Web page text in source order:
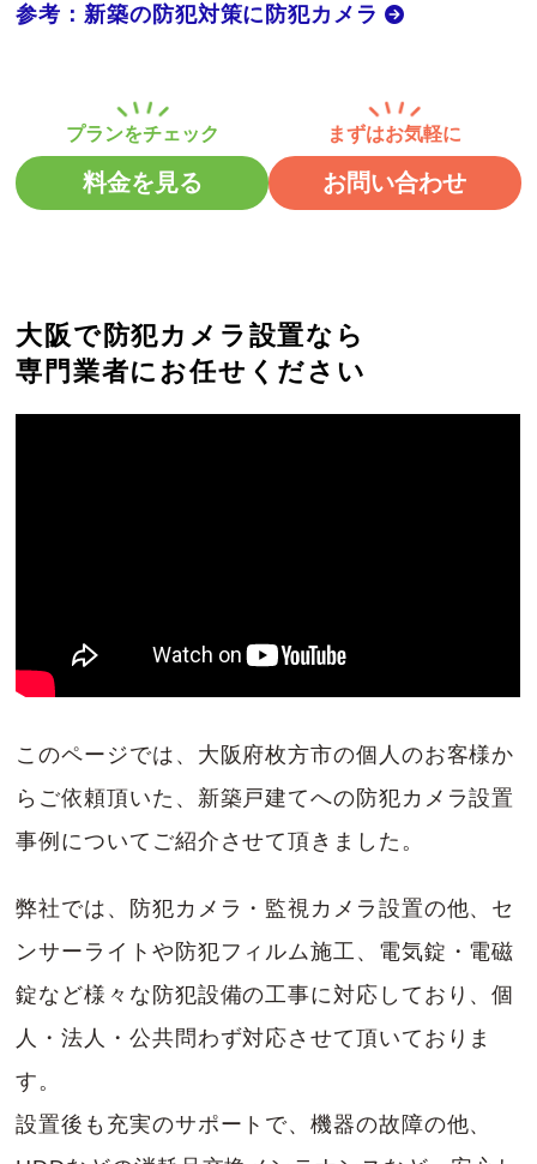
参考：新築の防犯対策に防犯カメラ
料金を見る お問い合わせ
大阪で防犯カメラ設置なら
専門業者にお任せください
このページでは、大阪府枚方市の個人のお客様か
らご依頼頂いた、新築戸建てへの防犯カメラ設置
事例についてご紹介させて頂きました。
弊社では、防犯カメラ・監視カメラ設置の他、セ
ンサーライトや防犯フィルム施工、電気錠・電磁
錠など様々な防犯設備の工事に対応しており、個
人・法人・公共問わず対応させて頂いておりま
す。
設置後も充実のサポートで、機器の故障の他、